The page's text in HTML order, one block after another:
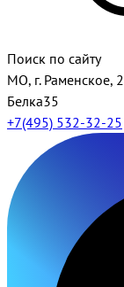
Поиск по сайту
МО, г. Раменское,
Белка35
+7(495) 532-32-25